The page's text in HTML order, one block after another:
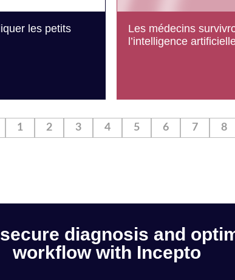
les petits
Les médecins
l’intelligence
1 2 3 4 5 6 7 8
diagnosis and
workflow with Incepto